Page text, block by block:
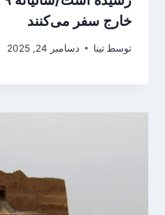
خارج سفر می‌کنند
توسط تینا دسامبر 24, 2025